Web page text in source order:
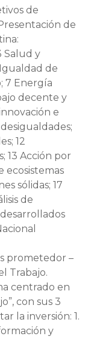
de
de
Salud y
de
7 Energía
decente y
e
12
13 Acción por
ecosistemas
sólidas; 17
de
desarrollados
prometedor –
Trabajo.
centrado en
con sus 3
la inversión: 1.
y